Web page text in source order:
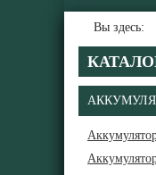
Вы здесь: